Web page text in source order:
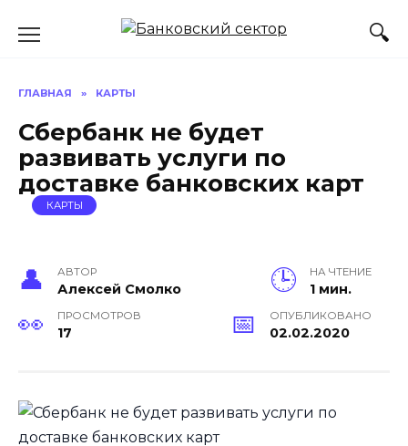
ГЛАВНАЯ » КАРТЫ
Сбербанк не будет
развивать услуги по
доставке банковских карт
КАРТЫ
АВТОР
Алексей Смолко
НА ЧТЕНИЕ
1 мин.
ПРОСМОТРОВ
17
ОПУБЛИКОВАНО
02.02.2020